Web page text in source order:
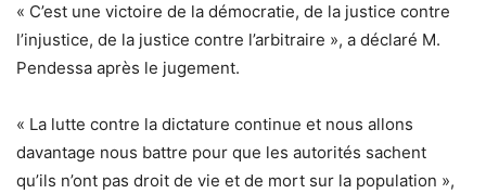
« C’est une victoire de la démocratie, de la justice contre
l’injustice, de la justice contre l’arbitraire », a déclaré M.
Pendessa après le jugement.
« La lutte contre la dictature continue et nous allons
davantage nous battre pour que les autorités sachent
qu’ils n’ont pas droit de vie et de mort sur la population »,